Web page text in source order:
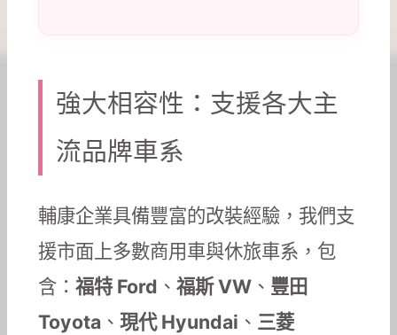
強大相容性：支援各大主
流品牌車系
輔康企業具備豐富的改裝經驗，我們支
援市面上多數商用車與休旅車系，包
含：福特 Ford 、福斯 VW 、 豐田
Toyota 、現代 Hyundai 、 三菱